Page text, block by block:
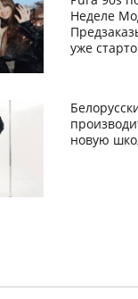
Неделе
уже
новую